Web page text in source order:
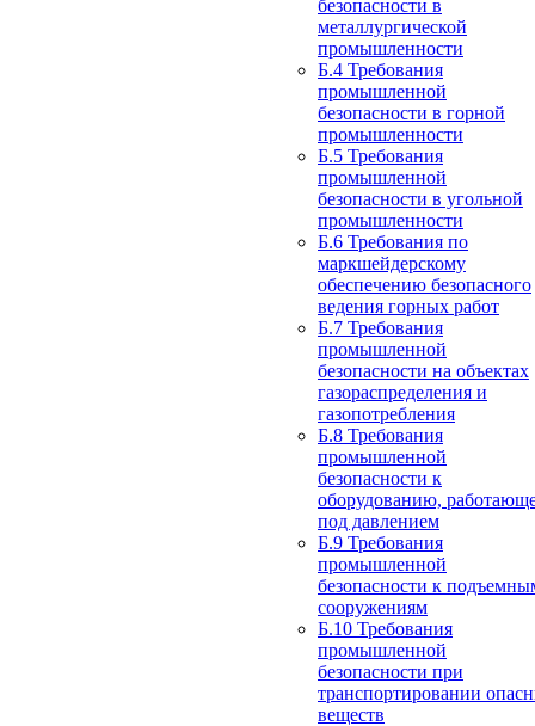
безопасности в
металлургической
промышленности
Б.4 Требования
промышленной
безопасности в горной
промышленности
Б.5 Требования
промышленной
безопасности в угольной
промышленности
Б.6 Требования по
маркшейдерскому
обеспечению безопасного
ведения горных работ
Б.7 Требования
промышленной
безопасности на объектах
газораспределения и
газопотребления
Б.8 Требования
промышленной
безопасности к
оборудованию,
под давлением
Б.9 Требования
промышленной
безопасности к
сооружениям
Б.10 Требования
промышленной
безопасности при
транспортировании
веществ